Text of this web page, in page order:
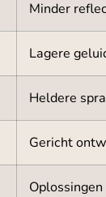
Minder
Lagere
Heldere
Gericht